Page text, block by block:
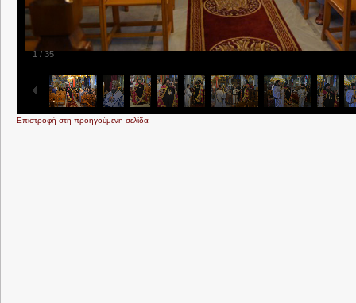
1 /35
Επιστροφή στη προηγούμενη σελίδα